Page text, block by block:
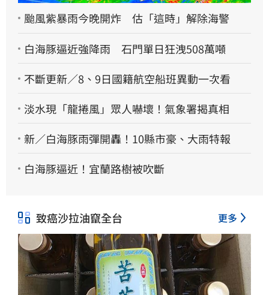
颱風紫暴雨今晚開炸 估「這時」解除海警
白海豚逼近強降雨 石門單日狂洩508萬噸
不斷更新／8、9日國籍航空船班異動一次看
淡水現「龍捲風」眾人嚇壞！氣象署揭真相
新／白海豚雨彈開轟！10縣市豪、大雨特報
白海豚逼近！宜蘭路樹被吹斷
致癌沙拉油竄全台 更多